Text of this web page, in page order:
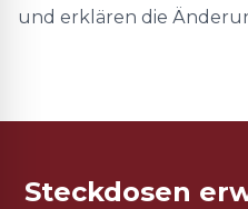
und erklären die
Steckdosen